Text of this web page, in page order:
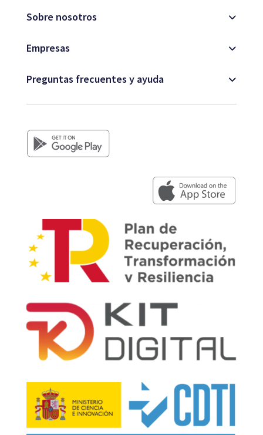
Sobre nosotros
Empresas
Preguntas frecuentes y ayuda